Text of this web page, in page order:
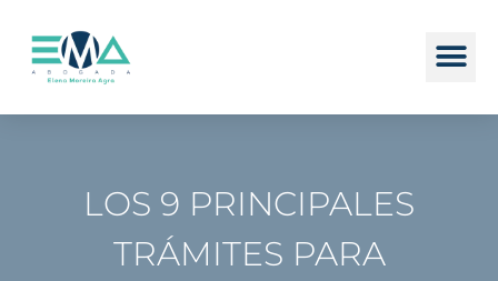
LOS 9 PRINCIPALES
TRÁMITES PARA